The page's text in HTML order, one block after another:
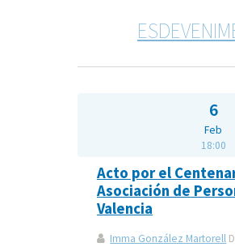
6
Feb
18:00
Acto por el
Asociación de
Valencia
Imma González Martorell